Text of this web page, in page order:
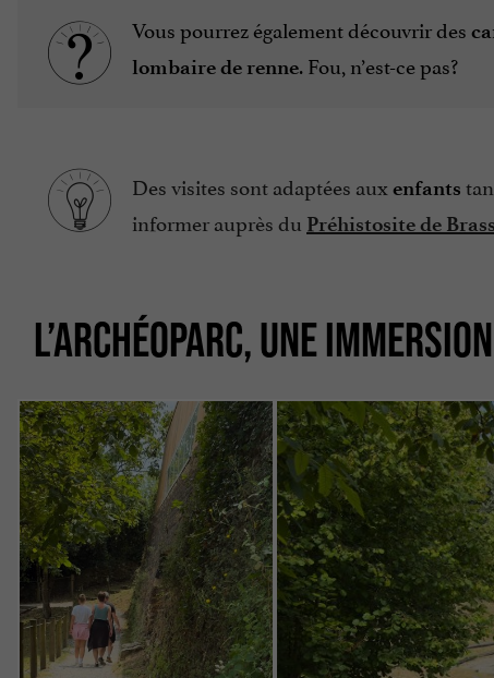
Vous pourrez également découvrir des
lombaire de renne. Fou, n’est-ce pas?
Des visites sont adaptées aux enfants
informer auprès du Préhistosite de
L’ARCHÉOPARC, UNE